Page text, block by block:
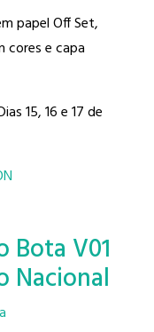
papel Off Set,
cores e capa
15, 16 e 17 de
Bota V01
Nacional